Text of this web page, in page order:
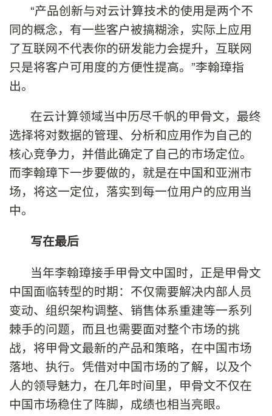
“产品创新与对云计算技术的使用是两个不
同的概念，有一些客户被搞糊涂，实际上应用
了互联网不代表你的研发能力会提升，互联网
只是将客户可用度的方便性提高。”李翰璋指
出。
在云计算领域当中历尽千帆的甲骨文，最终
选择将对数据的管理、分析和应用作为自己的
核心竞争力，并借此确定了自己的市场定位。
而李翰璋下一步要做的，就是在中国和亚洲市
场，将这一定位，落实到每一位用户的应用当
中。
写在最后
当年李翰璋接手甲骨文中国时，正是甲骨文
中国面临转型的时期：不仅需要解决内部人员
变动、组织架构调整、销售体系重建等一系列
棘手的问题，而且也需要面对整个市场的挑
战，将甲骨文最新的产品和策略，在中国市场
落地、执行。凭借对中国市场的了解，以及个
人的领导魅力，在几年时间里，甲骨文不仅在
中国市场稳住了阵脚，成绩也相当亮眼。